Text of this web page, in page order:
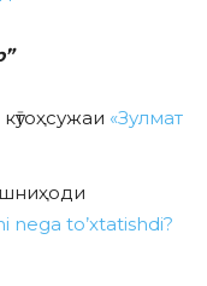
«Зулмат
nega to’xtatishdi?